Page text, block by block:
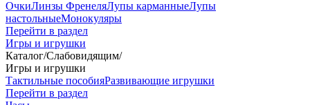
ОчкиЛинзы ФренеляЛупы карманныеЛупы
настольныеМонокуляры
Перейти в раздел
Игры и игрушки
Каталог/Слабовидящим/
Игры и игрушки
Тактильные пособияРазвивающие игрушки
Перейти в раздел